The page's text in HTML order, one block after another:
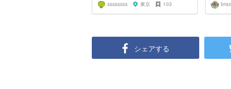
ssssssss 東京 103
シェアする